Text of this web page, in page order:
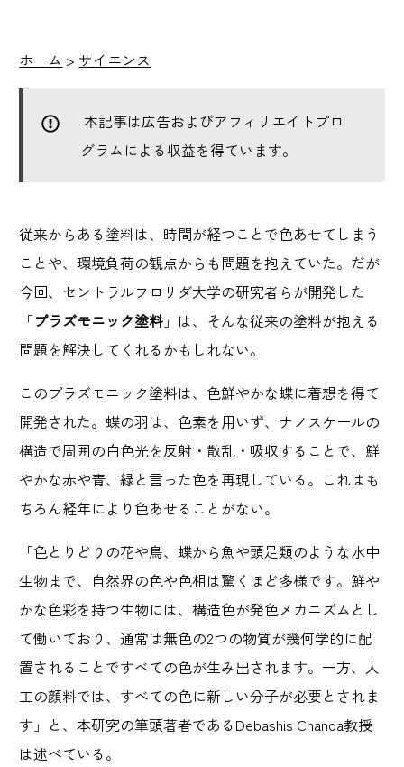
ホーム > サイエンス
本記事は広告およびアフィリエイトプロ
グラムによる収益を得ています。
従来からある塗料は、時間が経つことで色あせてしまう
ことや、環境負荷の観点からも問題を抱えていた。だが
今回、セントラルフロリダ大学の研究者らが開発した
「プラズモニック塗料 」は、そんな従来の塗料が抱える
問題を解決してくれるかもしれない。
このプラズモニック塗料は、色鮮やかな蝶に着想を得て
開発された。蝶の羽は、色素を用いず、ナノスケールの
構造で周囲の白色光を反射・散乱・吸収することで、鮮
やかな赤や青、緑と言った色を再現している。これはも
ちろん経年により色あせることがない。
「色とりどりの花や鳥、蝶から魚や頭足類のような水中
生物まで、自然界の色や色相は驚くほど多様です。鮮や
かな色彩を持つ生物には、構造色が発色メカニズムとし
て働いており、通常は無色の2つの物質が幾何学的に配
置されることですべての色が生み出されます。一方、人
工の顔料では、すべての色に新しい分子が必要とされま
す」と、本研究の筆頭著者であるDebashis Chanda教授
は述べている。